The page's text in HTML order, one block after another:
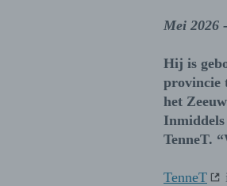
Mei 2026
Hij is
provincie
het
TenneT.
TenneT